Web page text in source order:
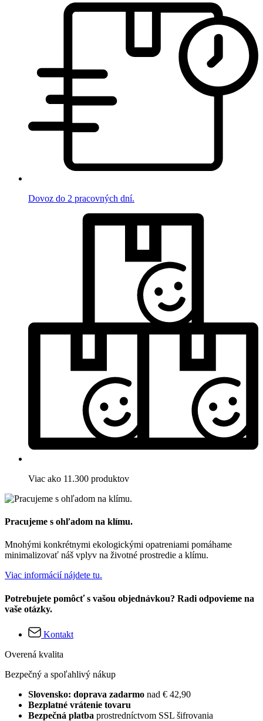
Dovoz do 2 pracovných dní.
Viac ako 11.300 produktov
Pracujeme s ohľadom na klímu.
Mnohými konkrétnymi ekologickými opatreniami pomáhame
minimalizovať náš vplyv na životné prostredie a klímu.
Viac informácií nájdete tu.
Potrebujete pomôcť s vašou objednávkou? Radi odpovieme na
vaše otázky.
Kontakt
Overená kvalita
Bezpečný a spoľahlivý nákup
Slovensko: doprava zadarmo nad € 42,90
Bezplatné vrátenie tovaru
Bezpečná platba prostredníctvom SSL šifrovania